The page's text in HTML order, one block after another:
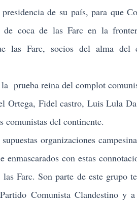
de su país, para que
de coca de las Farc en la
las Farc, socios del alma del
prueba reina del complot
Ortega, Fidel castro, Luis Lula
comunistas del continente.
organizaciones
enmascarados con estas
Farc. Son parte de este grupo
Comunista Clandestino y